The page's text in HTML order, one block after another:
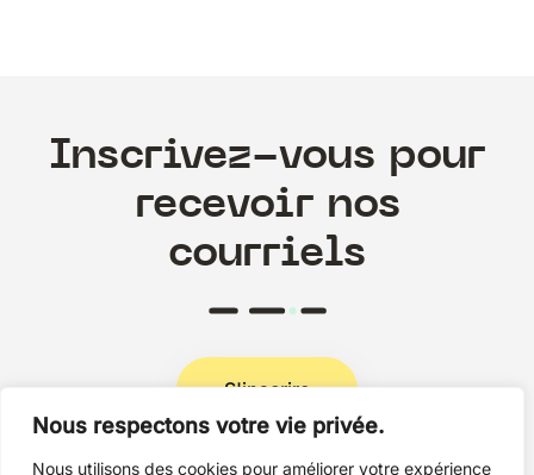
Nous respectons votre vie privée.
Nous utilisons des cookies pour améliorer votre expérience
Inscrivez-vous pour
recevoir nos
courriels
S'inscrire